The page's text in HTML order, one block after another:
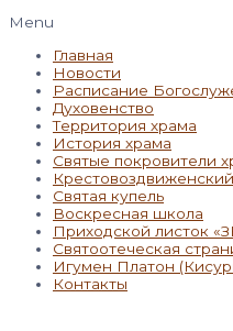
Menu
Главная
Новости
Расписание
Духовенство
Территория храма
История храма
Святые покровители
Святая купель
Воскресная школа
Приходской листок
Святоотеческая
Игумен Платон
Контакты